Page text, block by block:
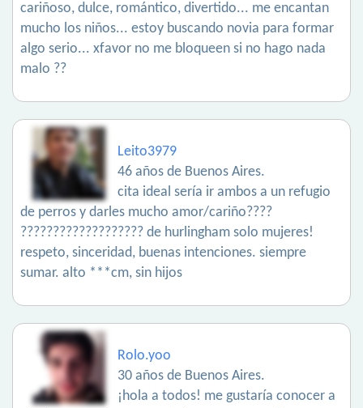
cariñoso, dulce, romántico, divertido... me encantan
mucho los niños... estoy buscando novia para formar
algo serio... xfavor no me bloqueen si no hago nada
malo ??
Leito3979
46 años de Buenos Aires.
cita ideal sería ir ambos a un refugio
de perros y darles mucho amor/cariño????
??????????????????? de hurlingham solo mujeres!
respeto, sinceridad, buenas intenciones. siempre
sumar. alto ***cm, sin hijos
Rolo.yoo
30 años de Buenos Aires.
¡hola a todos! me gustaría conocer a